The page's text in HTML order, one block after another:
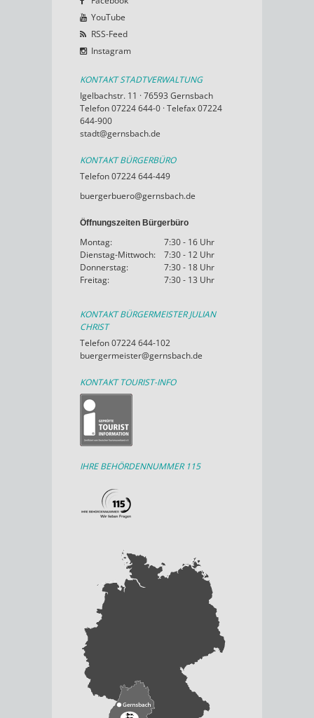
YouTube
RSS-Feed
Instagram
KONTAKT STADTVERWALTUNG
Igelbachstr. 11 · 76593 Gernsbach
Telefon 07224 644-0 · Telefax 07224
644-900
stadt@gernsbach.de
KONTAKT BÜRGERBÜRO
Telefon 07224 644-449
buergerbuero@gernsbach.de
Öffnungszeiten Bürgerbüro
Montag:
7:30 - 16 Uhr
Dienstag-Mittwoch:
7:30 - 12 Uhr
Donnerstag:
7:30 - 18 Uhr
Freitag:
7:30 - 13 Uhr
KONTAKT BÜRGERMEISTER JULIAN
CHRIST
Telefon 07224 644-102
buergermeister@gernsbach.de
KONTAKT TOURIST-INFO
IHRE BEHÖRDENNUMMER 115